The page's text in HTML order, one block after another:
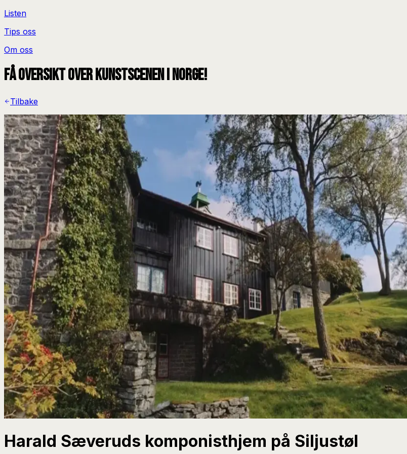
Listen
Tips oss
Om oss
Få oversikt over kunstscenen i Norge!
Tilbake
Harald Sæveruds komponisthjem på Siljustøl